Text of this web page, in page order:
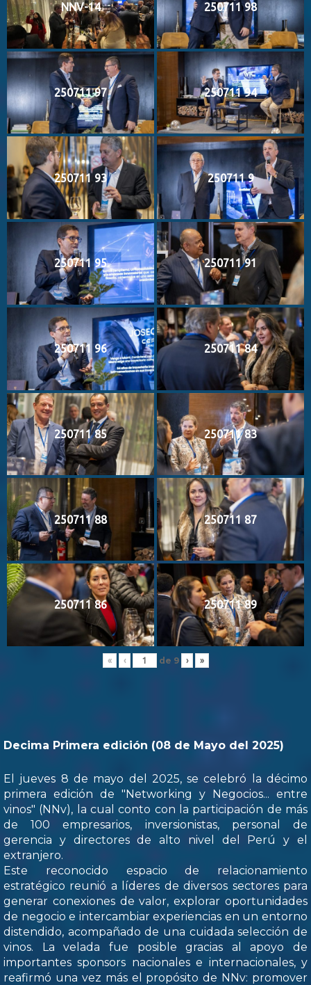
NNV-14 250711 98
250711 97 250711 94
250711 93 250711 9
250711 95 250711 91
250711 96 250711 84
250711 85 250711 83
250711 88 250711 87
250711 86 250711 89
« ‹ de 9 › »
Decima Primera edición (08 de Mayo del 2025)
El jueves 8 de mayo del 2025, se celebró la décimo
primera edición de "Networking y Negocios... entre
vinos" (NNv), la cual conto con la participación de más
de 100 empresarios, inversionistas, personal de
gerencia y directores de alto nivel del Perú y el
extranjero.
Este reconocido espacio de relacionamiento
estratégico reunió a líderes de diversos sectores para
generar conexiones de valor, explorar oportunidades
de negocio e intercambiar experiencias en un entorno
distendido, acompañado de una cuidada selección de
vinos. La velada fue posible gracias al apoyo de
importantes sponsors nacionales e internacionales, y
reafirmó una vez más el propósito de NNv: promover